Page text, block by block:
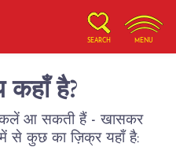
SEARCH MENU
कहाँ है?
आ सकती हैं - खासकर
से कुछ का ज़िक्र यहाँ है: